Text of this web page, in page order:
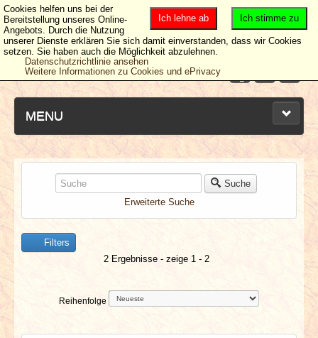
MENU
NEUESTE ARTIKEL
NEWS & DATES
BERICHTE
VERLOSUNGEN
Suche
Erweiterte Suche
Filters
2 Ergebnisse - zeige 1 - 2
Reihenfolge
Ich stimme zu
Ich lehne ab
Cookies helfen uns bei der
Bereitstellung unseres Online-
Angebots. Durch die Nutzung
unserer Dienste erklären Sie sich damit einverstanden, dass wir Cookies
setzen. Sie haben auch die Möglichkeit abzulehnen.
Datenschutzrichtlinie ansehen
Weitere Informationen zu Cookies und ePrivacy